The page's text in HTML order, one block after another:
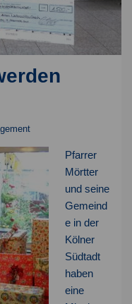
Pfarrer
Mörtter
und seine
Gemeind
e in der
Kölner
Südtadt
haben
eine